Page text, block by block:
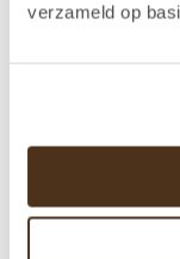
verzameld op